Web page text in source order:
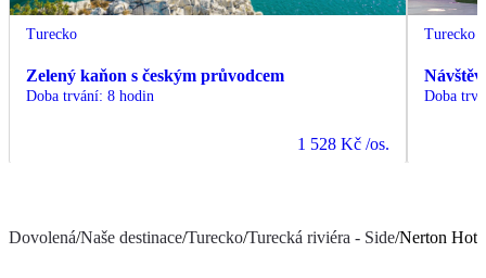
Turecko
Zelený kaňon s českým průvodcem
Doba trvání: 8 hodin
1 528 Kč /os.
Turecko
Doba
Dovolená/Naše destinace/Turecko/Turecká riviéra - Side/Nerton